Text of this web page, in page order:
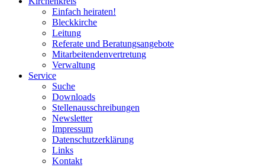
Einfach heiraten!
Bleckkirche
Leitung
Referate und Beratungsangebote
Mitarbeitendenvertretung
Verwaltung
Service
Suche
Downloads
Stellenausschreibungen
Newsletter
Impressum
Datenschutzerklärung
Links
Kontakt